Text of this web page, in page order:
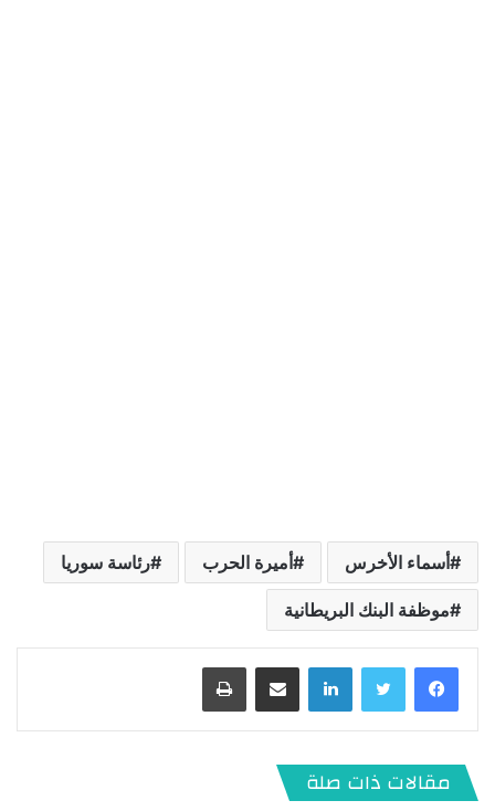
أسماء الأخرس أميرة الحرب رئاسة سوريا
موظفة البنك البريطانية
لينكدإن
مقالات ذات صلة